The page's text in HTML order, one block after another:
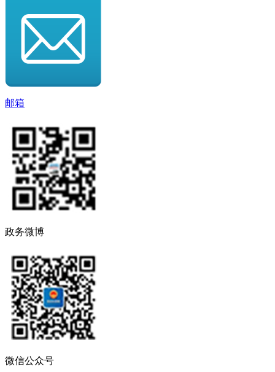
邮箱
政务微博
微信公众号